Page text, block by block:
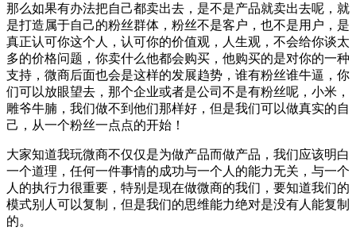
那么如果有办法把自己都卖出去，是不是产品就卖出去呢，就
是打造属于自己的粉丝群体，粉丝不是客户，也不是用户，是
真正认可你这个人，认可你的价值观，人生观，不会给你谈太
多的价格问题，你卖什么他都会购买，他购买的是对你的一种
支持，微商后面也会是这样的发展趋势，谁有粉丝谁牛逼，你
们可以放眼望去，那个企业或者是公司不是有粉丝呢，小米，
雕爷牛腩，我们做不到他们那样好，但是我们可以做真实的自
己，从一个粉丝一点点的开始！
大家知道我玩微商不仅仅是为做产品而做产品，我们应该明白
一个道理，任何一件事情的成功与一个人的能力无关，与一个
人的执行力很重要，特别是现在做微商的我们，要知道我们的
模式别人可以复制，但是我们的思维能力绝对是没有人能复制
的。